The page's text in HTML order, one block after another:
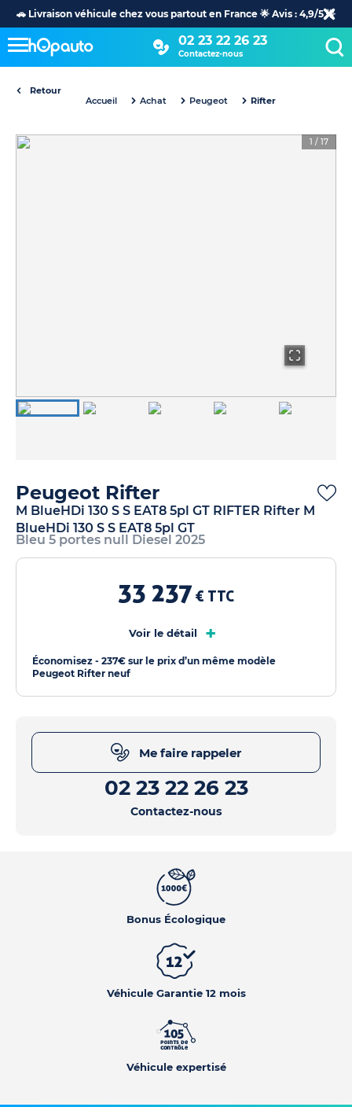
🚗 Livraison véhicule chez vous partout en France 🌟 Avis : 4,9/5 🌟
02 23 22 26 23
Contactez-nous
Retour
Accueil
Achat Peugeot Rifter
1 / 17
Bonus Écologique
Véhicule Garantie 12 mois
Véhicule expertisé
Peugeot Rifter
M BlueHDi 130 S S EAT8 5pl GT RIFTER Rifter M
BlueHDi 130 S S EAT8 5pl GT
Bleu 5 portes null Diesel 2025
33 237€ TTC
Voir le détail +
Économisez - 237€ sur le prix d’un même modèle
Peugeot Rifter neuf
Me faire rappeler
02 23 22 26 23
Contactez-nous